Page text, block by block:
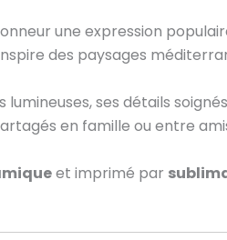
une expression
des paysages
lumineuses, ses détails
en famille ou entre
et imprimé par